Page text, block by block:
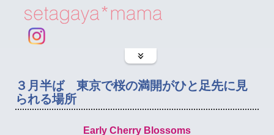
３月半ば 東京で桜の満開がひと足先に見
られる場所
Early Cherry Blossoms